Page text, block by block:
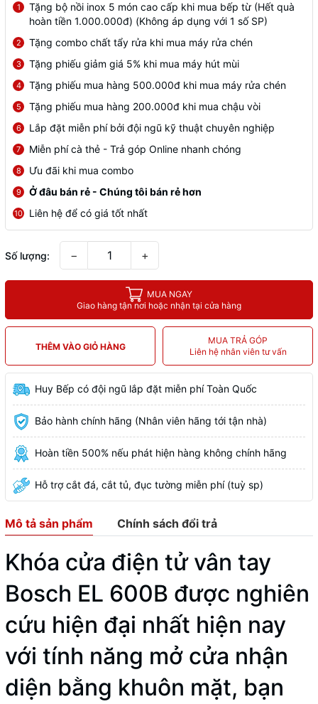
1
Tặng bộ nồi inox 5 món cao cấp khi mua bếp từ (Hết quà
hoàn tiền 1.000.000đ) (Không áp dụng với 1 số SP)
2 Tặng combo chất tẩy rửa khi mua máy rửa chén
3 Tặng phiếu giảm giá 5% khi mua máy hút mùi
4 Tặng phiếu mua hàng 500.000đ khi mua máy rửa chén
5 Tặng phiếu mua hàng 200.000đ khi mua chậu vòi
6 Lắp đặt miễn phí bởi đội ngũ kỹ thuật chuyên nghiệp
7 Miễn phí cà thẻ - Trả góp Online nhanh chóng
8 Ưu đãi khi mua combo
9 Ở đâu bán rẻ - Chúng tôi bán rẻ hơn
10 Liên hệ để có giá tốt nhất
Số lượng: − +
MUA NGAY
Giao hàng tận nơi hoặc nhận tại cửa hàng
THÊM VÀO GIỎ HÀNG
MUA TRẢ GÓP
Liên hệ nhân viên tư vấn
Huy Bếp có đội ngũ lắp đặt miễn phí Toàn Quốc
Bảo hành chính hãng (Nhân viên hãng tới tận nhà)
Hoàn tiền 500% nếu phát hiện hàng không chính hãng
Hỗ trợ cắt đá, cắt tủ, đục tường miễn phí (tuỳ sp)
Mô tả sản phẩm Chính sách đổi trả
Khóa cửa điện tử vân tay
Bosch EL 600B được nghiên
cứu hiện đại nhất hiện nay
với tính năng mở cửa nhận
diện bằng khuôn mặt, bạn